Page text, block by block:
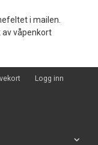
i mailen.
av våpenkort
Logg inn